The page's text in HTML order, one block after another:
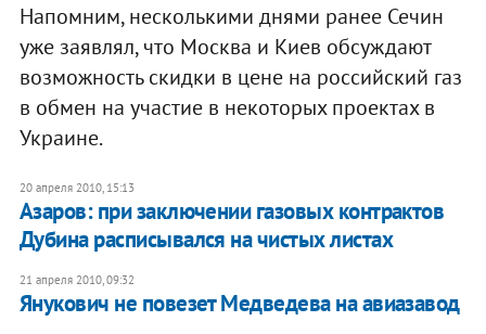
Напомним, несколькими днями ранее Сечин
уже заявлял, что Москва и Киев обсуждают
возможность скидки в цене на российский газ
в обмен на участие в некоторых проектах в
Украине.
20 апреля 2010, 15:13
Азаров: при заключении газовых контрактов
Дубина расписывался на чистых листах
21 апреля 2010, 09:32
Янукович не повезет Медведева на авиазавод